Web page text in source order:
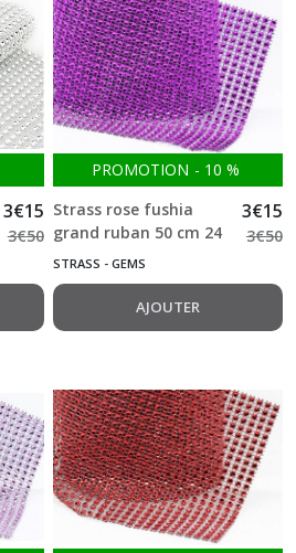
3€15
3€50
PROMOTION - 10 %
Strass rose fushia
grand ruban 50 cm 24
rangées de 4mm
3€15
3€50
STRASS - GEMS
AJOUTER